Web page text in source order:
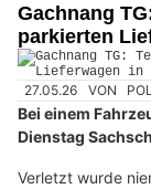
Gachnang
parkierten
27.05.26 VON
Bei einem
Dienstag
Verletzt wurde